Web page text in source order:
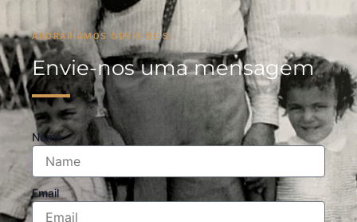
ADORARÍAMOS OUVIR DE SI
Envie-nos uma mensagem
Name
Email